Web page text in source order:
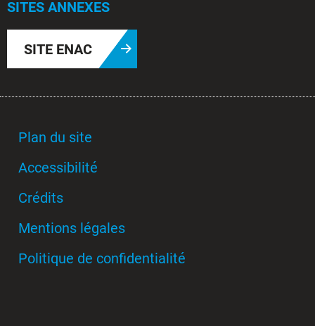
SITES ANNEXES
SITE ENAC
Plan du site
Accessibilité
Crédits
Mentions légales
Politique de confidentialité